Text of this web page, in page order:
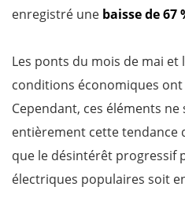
enregistré une baisse de 67
Les ponts du mois de mai et
conditions économiques
Cependant, ces éléments
entièrement cette tendance
que le désintérêt progressif
électriques populaires soit